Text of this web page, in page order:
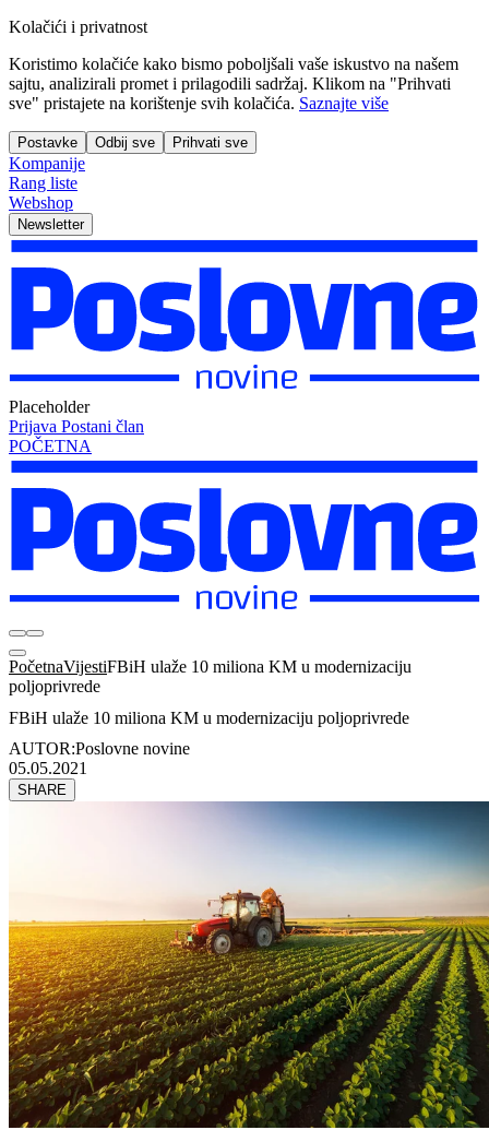
Kolačići i privatnost
Koristimo kolačiće kako bismo poboljšali vaše iskustvo na našem
sajtu, analizirali promet i prilagodili sadržaj. Klikom na "Prihvati
sve" pristajete na korištenje svih kolačića. Saznajte više
Postavke Odbij sve Prihvati sve
Kompanije
Rang liste
Webshop
Newsletter
Placeholder
Prijava Postani član
POČETNA
PočetnaVijestiFBiH ulaže 10 miliona KM u modernizaciju
poljoprivrede
FBiH ulaže 10 miliona KM u modernizaciju poljoprivrede
AUTOR:Poslovne novine
05.05.2021
SHARE